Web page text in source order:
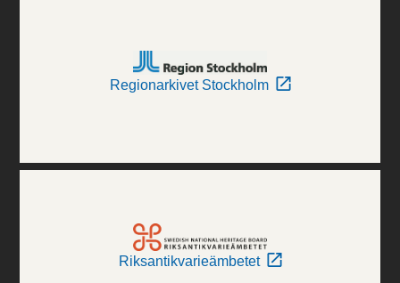
Regionarkivet Stockholm
Riksantikvarieämbetet